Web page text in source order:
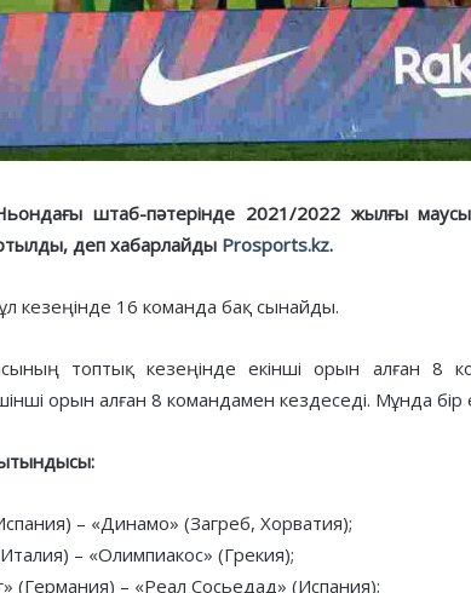
штаб-пәтерінде 2021/2022 жылғы
деп хабарлайды Prosports.kz.
кезеңінде 16 команда бақ сынайды.
топтық кезеңінде екінші орын алған 8
орын алған 8 командамен кездеседі. Мұнда
– «Динамо» (Загреб, Хорватия);
– «Олимпиакос» (Грекия);
(Германия) – «Реал Сосьедад» (Испания);